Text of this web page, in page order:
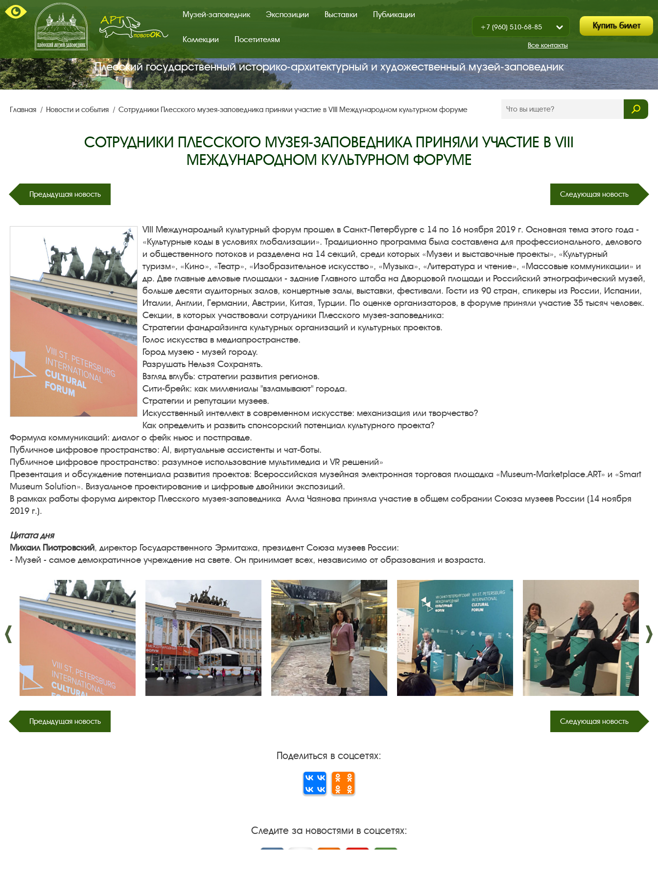
Главная
страница.
поводок.
Музей-заповедник Экспозиции Выставки Публикации
Коллекции Посетителям
Показать
/
Закрыть
+7 (960) 510-68-85
+7 (930) 347-67-70Все контакты
Купить билет
Плесский государственный историко‑архитектурный и художественный музей‑заповедник
Главная Новости и события Сотрудники Плесского музея-заповедника приняли участие в VIII Международном культурном форуме
СОТРУДНИКИ ПЛЕССКОГО МУЗЕЯ-ЗАПОВЕДНИКА ПРИНЯЛИ УЧАСТИЕ В VIII
МЕЖДУНАРОДНОМ КУЛЬТУРНОМ ФОРУМЕ
Предыдущая новость Следующая новость
VIII Международный культурный форум прошел в Санкт-Петербурге с 14 по 16 ноября 2019 г. Основная тема этого года -
«Культурные коды в условиях глобализации». Традиционно программа была составлена для профессионального, делового
и общественного потоков и разделена на 14 секций, среди которых «Музеи и выставочные проекты», «Культурный
туризм», «Кино», «Театр», «Изобразительное искусство», «Музыка», «Литература и чтение», «Массовые коммуникации» и
др. Две главные деловые площадки - здание Главного штаба на Дворцовой площади и Российский этнографический музей,
больше десяти аудиторных залов, концертные залы, выставки, фестивали. Гости из 90 стран, спикеры из России, Испании,
Италии, Англии, Германии, Австрии, Китая, Турции. По оценке организаторов, в форуме приняли участие 35 тысяч человек.
Секции, в которых участвовали сотрудники Плесского музея-заповедника:
Стратегии фандрайзинга культурных организаций и культурных проектов.
Голос искусства в медиапространстве.
Город музею - музей городу.
Разрушать Нельзя Сохранять.
Взгляд вглубь: стратегии развития регионов.
Сити-брейк: как миллениалы "взламывают" города.
Стратегии и репутации музеев.
Искусственный интеллект в современном искусстве: механизация или творчество?
Как определить и развить спонсорский потенциал культурного проекта?
Формула коммуникаций: диалог о фейк ньюс и постправде.
Публичное цифровое пространство: AI, виртуальные ассистенты и чат-боты.
Публичное цифровое пространство: разумное использование мультимедиа и VR решений»
Презентация и обсуждение потенциала развития проектов: Всероссийская музейная электронная торговая площадка «Museum-Marketplace.ART» и «Smart
Museum Solution». Визуальное проектирование и цифровые двойники экспозиций.
В рамках работы форума директор Плесского музея-заповедника Алла Чаянова приняла участие в общем собрании Союза музеев России (14 ноября
2019 г.).
Цитата дня
Михаил Пиотровский, директор Государственного Эрмитажа, президент Союза музеев России:
- Музей - самое демократичное учреждение на свете. Он принимает всех, независимо от образования и возраста.
Предыдущая новость Следующая новость
Поделиться в соцсетях:
Следите за новостями в соцсетях:
Вконтактеrutube Одноклассники
YouTubeТрипадвизор